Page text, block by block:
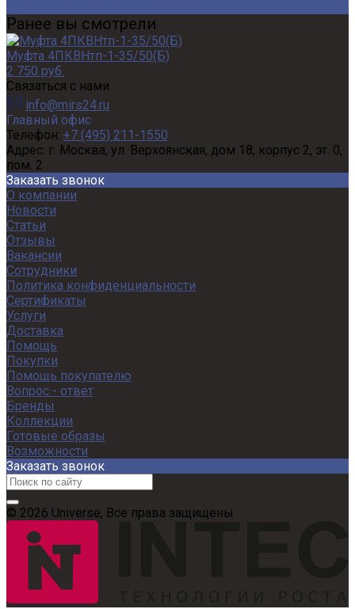
Ранее вы смотрели
Муфта 4ПКВНтп-1-35/50(Б)
2 750 руб.
Связаться с нами
info@mirs24.ru
Главный офис
Телефон: +7 (495) 211-1550
Адрес: г. Москва, ул. Верхоянская, дом 18, корпус 2, эт. 0,
пом. 2
Заказать звонок
О компании
Новости
Статьи
Отзывы
Вакансии
Сотрудники
Политика конфиденциальности
Сертификаты
Услуги
Доставка
Помощь
Покупки
Помощь покупателю
Вопрос - ответ
Бренды
Коллекции
Готовые образы
Возможности
Заказать звонок
© 2026 Universe, Все права защищены